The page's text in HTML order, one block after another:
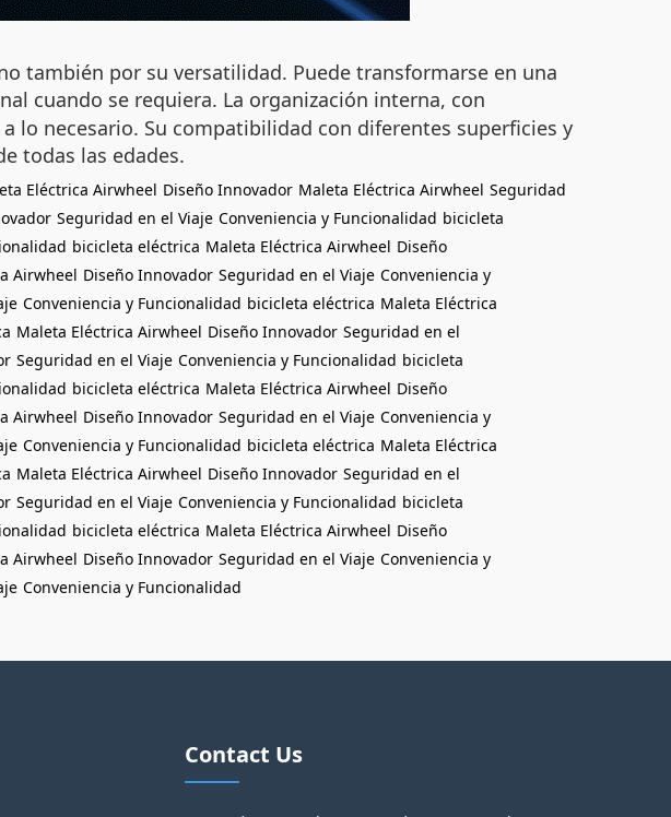
también por su versatilidad. Puede transformarse en una
cuando se requiera. La organización interna, con
lo necesario. Su compatibilidad con diferentes superficies y
todas las edades.
Eléctrica Airwheel Diseño Innovador Maleta Eléctrica Airwheel Seguridad
Seguridad en el Viaje Conveniencia y Funcionalidad bicicleta
bicicleta eléctrica Maleta Eléctrica Airwheel Diseño
Airwheel Diseño Innovador Seguridad en el Viaje Conveniencia y
Conveniencia y Funcionalidad bicicleta eléctrica Maleta Eléctrica
Maleta Eléctrica Airwheel Diseño Innovador Seguridad en el
Seguridad en el Viaje Conveniencia y Funcionalidad bicicleta
bicicleta eléctrica Maleta Eléctrica Airwheel Diseño
Airwheel Diseño Innovador Seguridad en el Viaje Conveniencia y
Conveniencia y Funcionalidad bicicleta eléctrica Maleta Eléctrica
Maleta Eléctrica Airwheel Diseño Innovador Seguridad en el
Seguridad en el Viaje Conveniencia y Funcionalidad bicicleta
bicicleta eléctrica Maleta Eléctrica Airwheel Diseño
Airwheel Diseño Innovador Seguridad en el Viaje Conveniencia y
Conveniencia y Funcionalidad
Contact Us